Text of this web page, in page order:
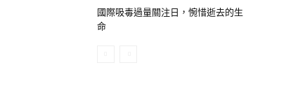
國際吸毒過量關注日，惋惜逝去的生
命